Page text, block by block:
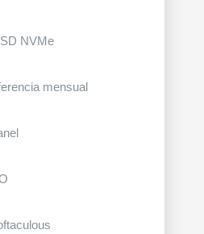
NVMe
mensual